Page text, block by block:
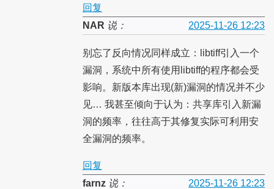
回复
NAR 说： 2025-11-26 12:23
别忘了反向情况同样成立：libtiff引入一个
漏洞，系统中所有使用libtiff的程序都会受
影响。新版本库出现(新)漏洞的情况并不少
见… 我甚至倾向于认为：共享库引入新漏
洞的频率，往往高于其修复实际可利用安
全漏洞的频率。
回复
farnz说： 2025-11-26 12:23